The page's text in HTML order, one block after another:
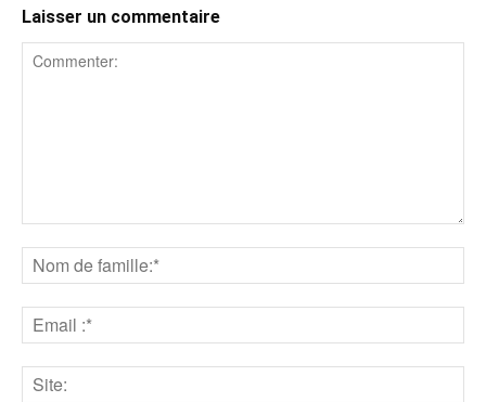
Laisser un commentaire